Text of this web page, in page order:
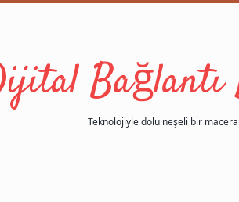
Bağlantı
Teknolojiyle dolu neşeli bir